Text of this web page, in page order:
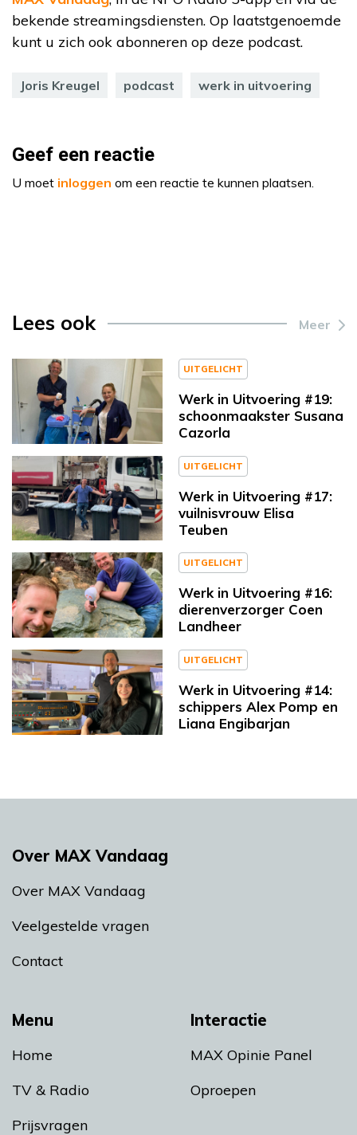
bekende streamingsdiensten. Op laatstgenoemde
kunt u zich ook abonneren op deze podcast.
Joris Kreugel podcast werk in uitvoering
Geef een reactie
U moet inloggen om een reactie te kunnen plaatsen.
Lees ook Meer
UITGELICHT
Werk in Uitvoering #19:
schoonmaakster Susana
Cazorla
UITGELICHT
Werk in Uitvoering #17:
vuilnisvrouw Elisa
Teuben
UITGELICHT
Werk in Uitvoering #16:
dierenverzorger Coen
Landheer
UITGELICHT
Werk in Uitvoering #14:
schippers Alex Pomp en
Liana Engibarjan
Menu
Home
TV & Radio
Prijsvragen
Interactie
MAX Opinie Panel
Oproepen
Over MAX Vandaag
Over MAX Vandaag
Veelgestelde vragen
Contact